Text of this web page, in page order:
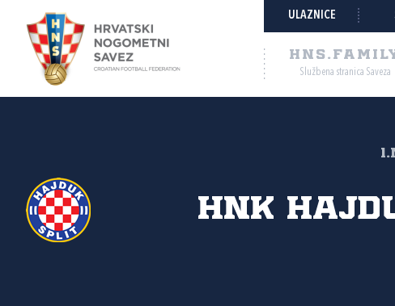
ULAZNICE
Službena stranica Saveza
HNK